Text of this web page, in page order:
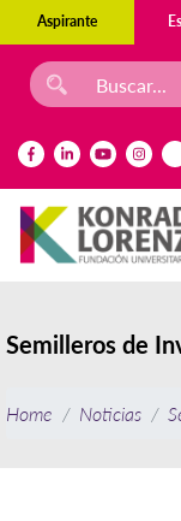
Aspirante
Semilleros de
Home Noticias